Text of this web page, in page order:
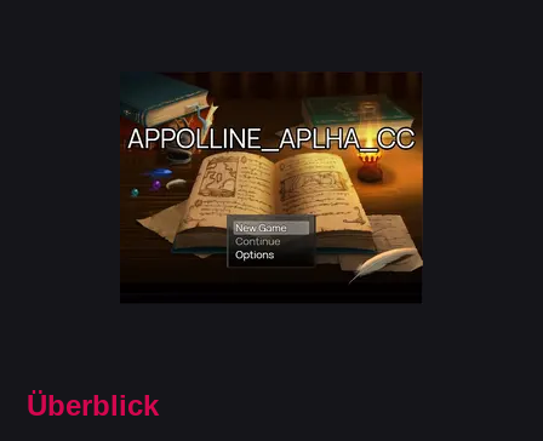
Überblick